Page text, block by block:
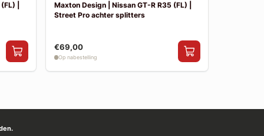
|
Maxton Design | Nissan GT-R R35 (FL) |
Street Pro achter splitters
€69,00
Op nabestelling